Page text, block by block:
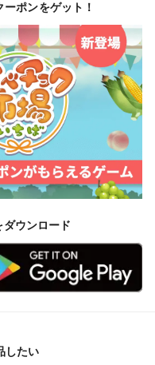
ポンをゲット！
ウンロード
したい